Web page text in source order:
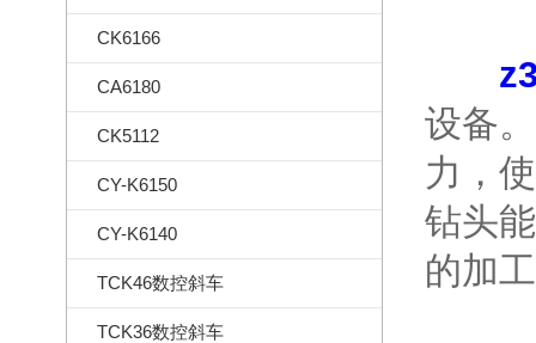
CK6166
CA6180
CK5112
CY-K6150
CY-K6140
TCK46数控斜车
TCK36数控斜车
设备
力，
钻头
的加